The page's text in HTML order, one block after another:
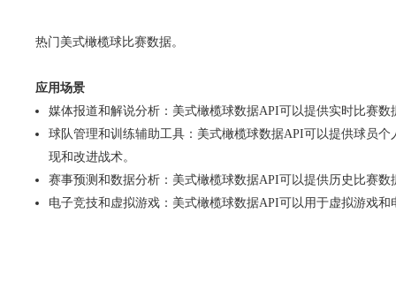
热门美式橄榄球比赛数据。
应用场景
媒体报道和解说分析：美式橄榄球数据API可以提供实时比赛
球队管理和训练辅助工具：美式橄榄球数据API可以提供球员
现和改进战术。
赛事预测和数据分析：美式橄榄球数据API可以提供历史比赛
电子竞技和虚拟游戏：美式橄榄球数据API可以用于虚拟游戏